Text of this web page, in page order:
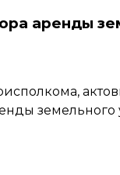
аренды
земельного